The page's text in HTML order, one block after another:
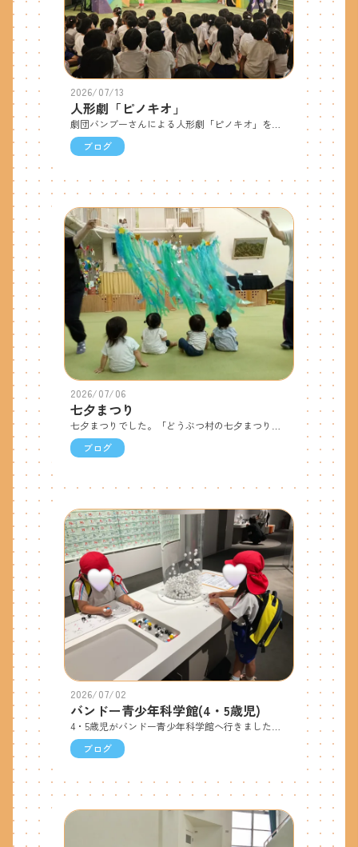
2026/07/13
人形劇「ピノキオ」
ブログ
2026/07/06
七夕まつり
ブログ
2026/07/02
バンドー青少年科学館(4・5歳児)
ブログ